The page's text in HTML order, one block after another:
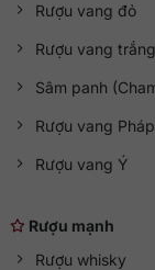
Rượu vang đỏ
Rượu vang trắng
Sâm panh
Rượu vang Pháp
Rượu vang Ý
Rượu mạnh
Rượu whisky